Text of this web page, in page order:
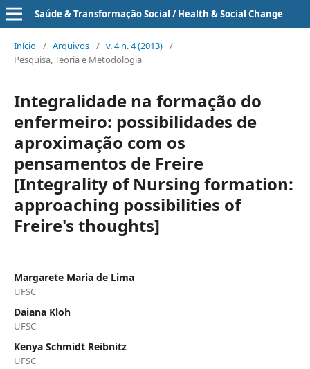
Saúde & Transformação Social / Health & Social Change
Início / Arquivos / v. 4 n. 4 (2013) /
Pesquisa, Teoria e Metodologia
Integralidade na formação do
enfermeiro: possibilidades de
aproximação com os
pensamentos de Freire
[Integrality of Nursing formation:
approaching possibilities of
Freire's thoughts]
Margarete Maria de Lima
UFSC
Daiana Kloh
UFSC
Kenya Schmidt Reibnitz
UFSC